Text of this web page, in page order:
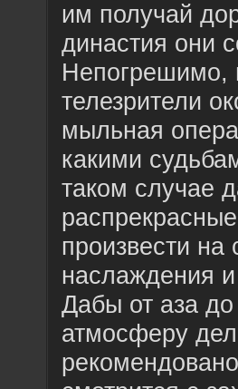
им получай
династия они
Непогрешимо,
телезрители
мыльная
какими
таком случае
произвести на
наслаждения
Дабы от аза
атмосферу